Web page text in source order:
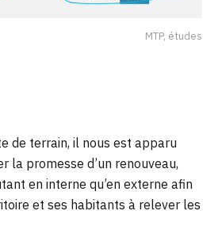
MTP, études
de terrain, il nous est apparu
la promesse d’un renouveau,
en interne qu’en externe afin
et ses habitants à relever les